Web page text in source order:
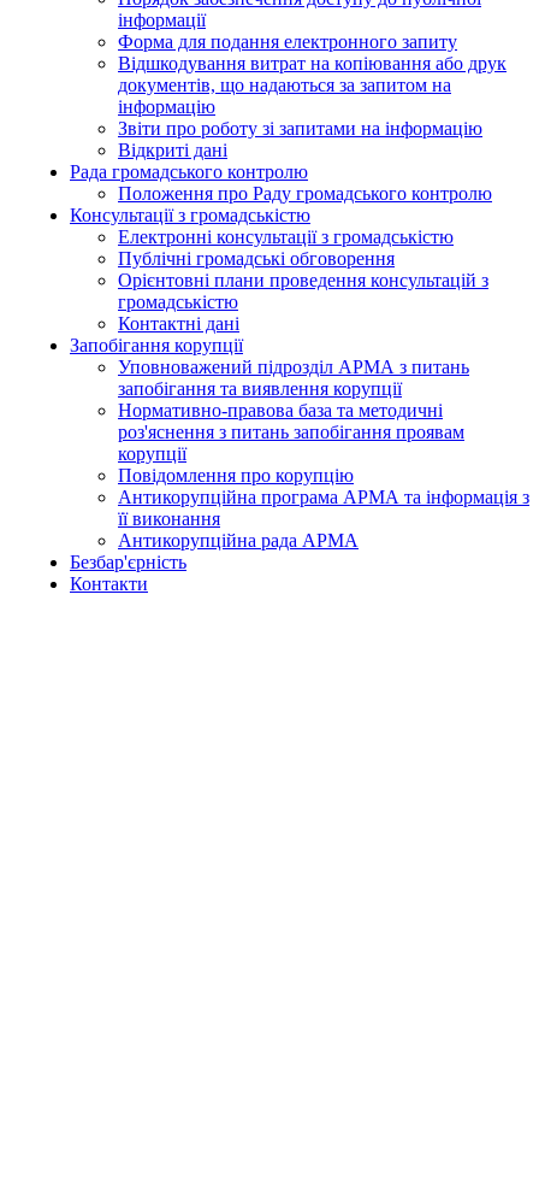
інформації
Форма для подання електронного запиту
Відшкодування витрат на копіювання або друк
документів, що надаються за запитом на
інформацію
Звіти про роботу зі запитами на інформацію
Відкриті дані
Рада громадського контролю
Положення про Раду громадського контролю
Консультації з громадськістю
Електронні консультації з громадськістю
Публічні громадські обговорення
Орієнтовні плани проведення консультацій з
громадськістю
Контактні дані
Запобігання корупції
Уповноважений підрозділ АРМА з питань
запобігання та виявлення корупції
Нормативно-правова база та методичні
роз'яснення з питань запобігання проявам
корупції
Повідомлення про корупцію
Антикорупційна програма АРМА та інформація з
її виконання
Антикорупційна рада АРМА
Безбар'єрність
Контакти